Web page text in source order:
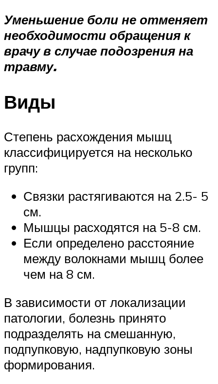
Уменьшение боли не отменяет
необходимости обращения к
врачу в случае подозрения на
травму.
Виды
Степень расхождения мышц
классифицируется на несколько
групп:
Связки растягиваются на 2.5- 5
см.
Мышцы расходятся на 5-8 см.
Если определено расстояние
между волокнами мышц более
чем на 8 см.
В зависимости от локализации
патологии, болезнь принято
подразделять на смешанную,
подпупковую, надпупковую зоны
формирования.